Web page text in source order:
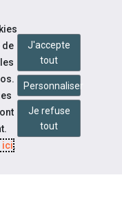
:
de
ici.
J'accepte
tout
Personnaliser
Je refuse
tout